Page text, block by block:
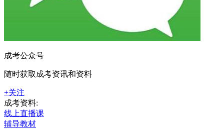
成考公众号
随时获取成考资讯和资料
+关注
成考资料:
线上直播课
辅导教材